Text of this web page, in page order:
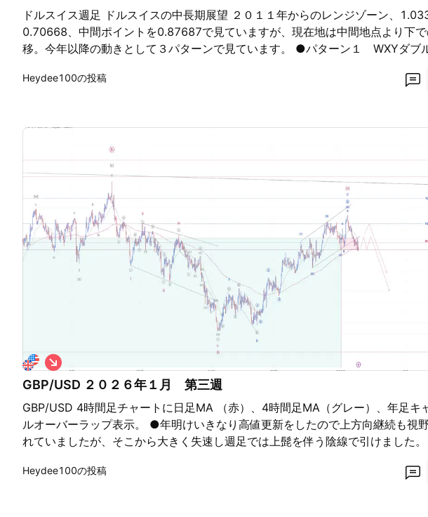
ドルスイス週足 ドルスイスの中長期展望 ２０１１年からのレンジゾーン、
0.70668、中間ポイントを0.87687で見ていますが、現在地は中間地点より下
移。今年以降の動きとして３パターンで見ています。 ●パターン１ WXYダブ
継続 ●パターン１、２では今年は大きく上昇の見方ですが、パターン３では引
ますので基本的にロング目線を考えています。 ただ、日足から下ではレンジを
ているので、若干安値を更新してからの上昇もあり得ると考えています。この
見極めは今週の足である程度は結論が出ると考えていますのでまた機会をみて
ていこうと思います。 中期での考え方としては、0.840を大きくブレイクして
推移の場合では、パターン1,2が優勢になると考えています。さらに中間点を超
く動きであればかなり優位になると思われます。反対に0.840で跳ね返された場合
は、パターン３を検討。 ●現状判断から大まかに３つ考えてみましたが、これ
円のキャリートレードの主役の座から低金利のスイスフランへシフトすればフ
り加速も考えられるところですが、どのような結果になるでしょうか。
Heydee100の投稿
GBP/USD ２０２６年１月 第三週
GBP/USD 4時間足チャートに日足MA （赤）、4時間足MA（グレー）、年足キ
ルオーバーラップ表示。 ●年明けいきなり高値更新をしたので上方向継続も視
れていましたが、そこから大きく失速し週足では上髭を伴う陰線で引けました
が、第二週で日足MAまで下落したので、第三週では戻り売りを考えていますが
シ
ョ
ー
Heydee100の投稿